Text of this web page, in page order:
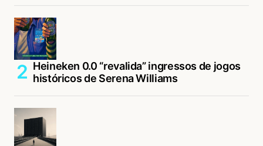
Heineken 0.0 “revalida” ingressos de jogos
históricos de Serena Williams